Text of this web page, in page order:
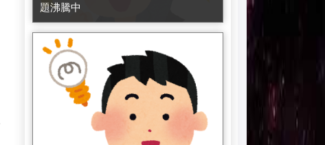
題沸騰中